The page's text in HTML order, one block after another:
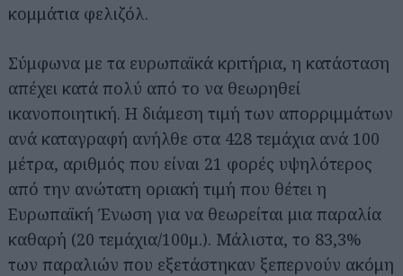
κομμάτια φελιζόλ.
Σύμφωνα με τα ευρωπαϊκά κριτήρια, η κατάσταση
απέχει κατά πολύ από το να θεωρηθεί
ικανοποιητική. Η διάμεση τιμή των απορριμμάτων
ανά καταγραφή ανήλθε στα 428 τεμάχια ανά 100
μέτρα, αριθμός που είναι 21 φορές υψηλότερος
από την ανώτατη οριακή τιμή που θέτει η
Ευρωπαϊκή Ένωση για να θεωρείται μια παραλία
καθαρή (20 τεμάχια/100μ.). Μάλιστα, το 83,3%
των παραλιών που εξετάστηκαν ξεπερνούν ακόμη